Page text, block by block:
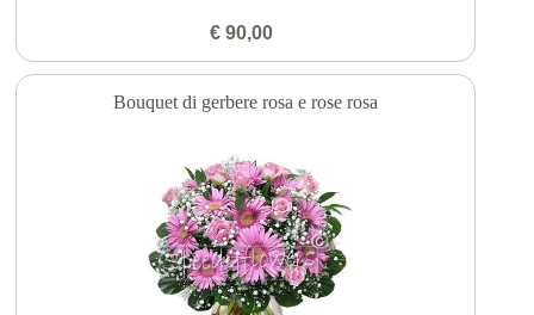
€ 90,00
Bouquet di gerbere rosa e rose rosa